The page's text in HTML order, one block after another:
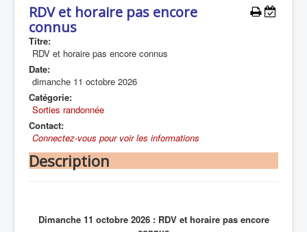
RANDONNÉE SPORTIVE
RDV et horaire pas encore
connus
Titre:
RDV et horaire pas encore connus
Date:
dimanche 11 octobre 2026
Catégorie:
Sorties randonnée
Contact:
Connectez-vous pour voir les informations
Description
Dimanche 11 octobre 2026 : RDV et horaire pas encore